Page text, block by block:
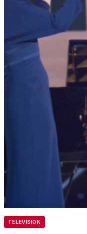
TELEVISION